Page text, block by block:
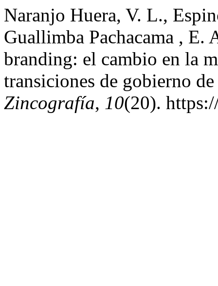
Naranjo Huera, V. L.,
Guallimba Pachacama ,
branding: el cambio en la
transiciones de gobierno
Zincografía, 10(20).